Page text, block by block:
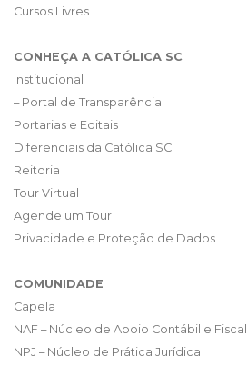
Cursos Livres
CONHEÇA A CATÓLICA SC
Institucional
– Portal de Transparência
Portarias e Editais
Diferenciais da Católica SC
Reitoria
Tour Virtual
Agende um Tour
Privacidade e Proteção de Dados
COMUNIDADE
Capela
NAF – Núcleo de Apoio Contábil e Fiscal
NPJ – Núcleo de Prática Jurídica